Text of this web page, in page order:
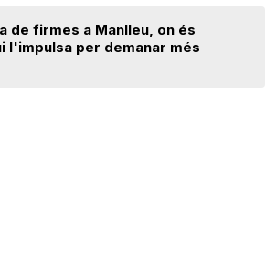
de firmes a Manlleu, on és
l'impulsa per demanar més